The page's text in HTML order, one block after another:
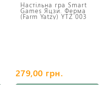
Настільна гра Smart
Games Яцзи. Ферма
(Farm Yatzy) YTZ 003
279,00 грн.